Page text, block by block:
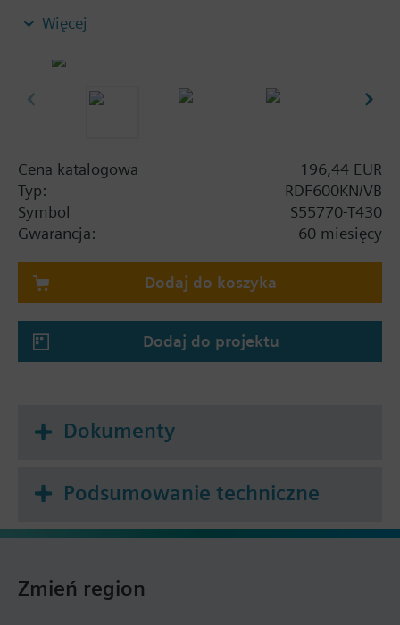
sprężarek w urządzeniach typu DX (z bezpośrednim
odparowaniem)
biegowego
zewnętrzny czujnik temperatury w
pomieszczeniu / powietrza obiegowego
(QAH11.1, QAA32), przełączanie ogrzewanie /
chłodzenie, przełączanie trybu pracy, styk
okienny, sygnalizator puntu rosy, załączenie
nagrzewnicy elektrycznej, styk alarmowy,
detektor obecności
Do ogrzewania i/lub chłodzenia
Automatyczne lub ręczne przełączanie
wartości zadanej
Kolor obudowy: czarny (RAL 9004)
Niezależna funkcja dla styku okiennego,
detektora obecności (stadardowa obecność i
Więcej
Cena katalogowa
196,44 EUR
Typ:
RDF600KN/VB
Symbol
S55770-T430
Gwarancja:
60 miesięcy
Dodaj do koszyka
Dodaj do projektu
Dokumenty
Podsumowanie techniczne
Zmień region